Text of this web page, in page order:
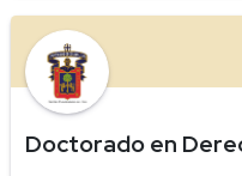
Doctorado en